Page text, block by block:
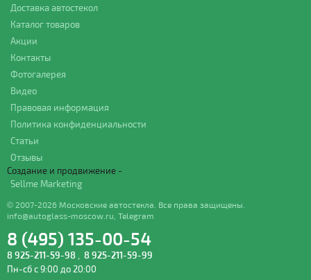
Доставка автостекол
Каталог товаров
Акции
Контакты
Фотогалерея
Видео
Правовая информация
Политика конфиденциальности
Статьи
Отзывы
Создание и продвижение -
Sellme Marketing
© 2007-2026 Московские автостекла. Все права защищены.
info@autoglass-moscow.ru Telegram
8 (495) 135-00-54
8 925-211-59-98 , 8 925-211-59-99
Пн-сб с 9:00 до 20:00